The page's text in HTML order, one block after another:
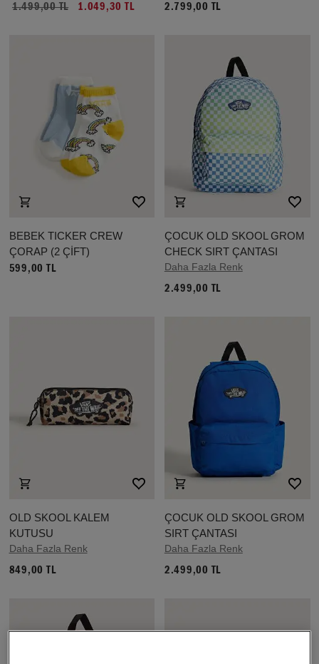
1.499,00 TL 1.049,30 TL 2.799,00 TL
BEBEK TICKER CREW
ÇORAP (2 ÇİFT)
599,00 TL
ÇOCUK OLD SKOOL GROM
CHECK SIRT ÇANTASI
Daha Fazla Renk
2.499,00 TL
OLD SKOOL KALEM
KUTUSU
Daha Fazla Renk
849,00 TL
ÇOCUK OLD SKOOL GROM
SIRT ÇANTASI
Daha Fazla Renk
2.499,00 TL